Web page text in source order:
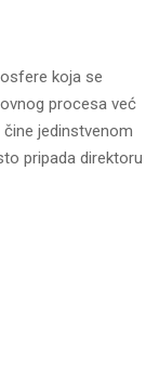
koja se
procesa već
jedinstvenom
pripada direktoru